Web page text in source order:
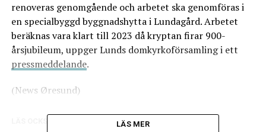
renoveras genomgående och arbetet ska genomföras i
en specialbyggd byggnadshytta i Lundagård. Arbetet
beräknas vara klart till 2023 då kryptan firar 900-
årsjubileum, uppger Lunds domkyrkoförsamling i ett
pressmeddelande.
(News Øresund)
LÄS MER